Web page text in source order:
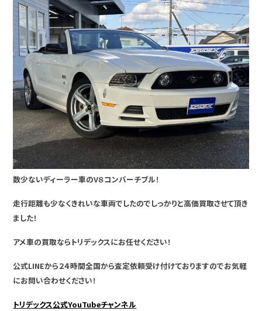
数少ないディーラー車のV８コンバーチブル！
走行距離も少なくきれいな車両でしたのでしっかりと高価買取させて頂き
ました！
アメ車の買取ならトリデックスにお任せください！
公式LINEから２４時間全国から査定依頼受け付けておりますのでお気軽
にお問い合わせください！
トリデックス公式YouTubeチャンネル